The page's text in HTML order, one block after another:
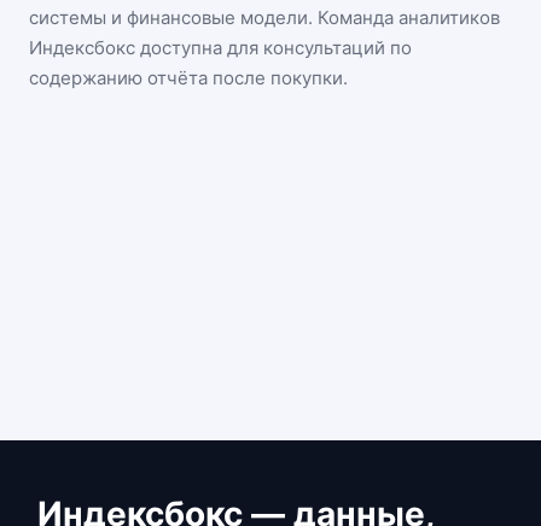
системы и финансовые модели. Команда аналитиков
Индексбокс доступна для консультаций по
содержанию отчёта после покупки.
Индексбокс — данные,